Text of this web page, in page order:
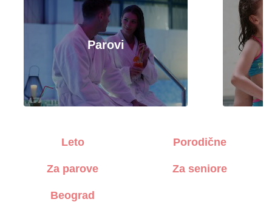
Parovi
Leto Porodične
Za parove Za seniore
Beograd